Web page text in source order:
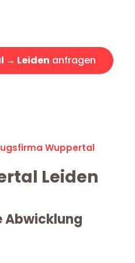
→ Leiden anfragen
Wuppertal
Leiden
Abwicklung